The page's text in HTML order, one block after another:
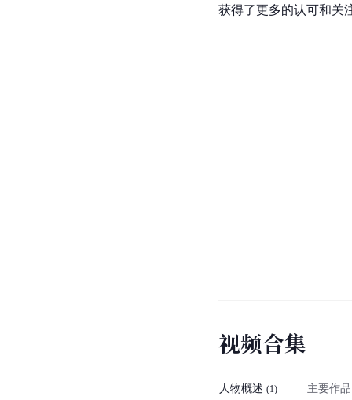
获得了更多的认可和关
视频合集
人物概述 (1) 主要作品